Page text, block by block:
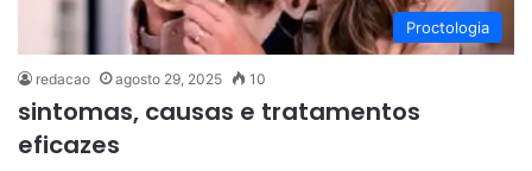
Proctologia
redacao agosto 29, 2025 10
sintomas, causas e tratamentos
eficazes